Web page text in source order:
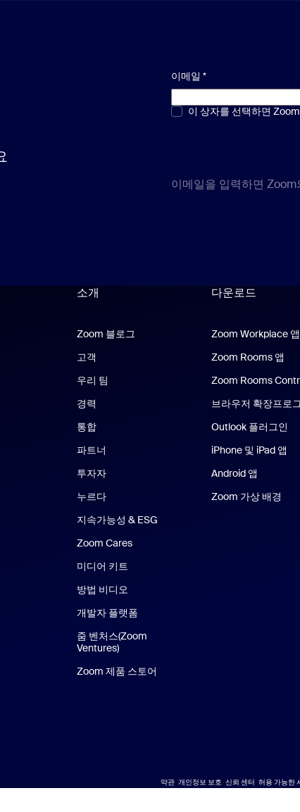
이메일 *
객관식 또는 단답형*
이 상자를 선택하면
이메일을 입력하면 Zoom
소개
Zoom 블로그
고객
우리 팀
경력
통합
파트너
투자자
누르다
지속가능성 & ESG
Zoom Cares
미디어 키트
방법 비디오
개발자 플랫폼
줌 벤처스(Zoom
Ventures)
Zoom 제품 스토어
다운로드
Zoom Workplace 앱
Zoom Rooms 앱
Zoom Rooms
브라우저 확장프로
Outlook 플러그인
iPhone 및 iPad 앱
Android 앱
Zoom 가상 배경
약관 개인정보 보호 신뢰 센터 허용 가능한